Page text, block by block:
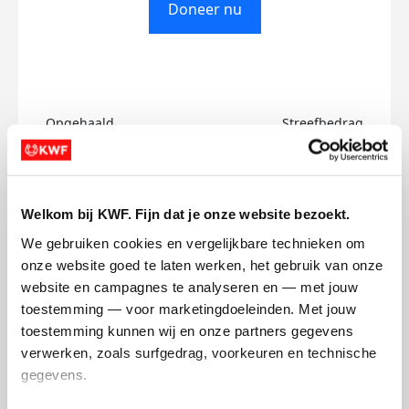
Welkom bij KWF. Fijn dat je onze website bezoekt.
We gebruiken cookies en vergelijkbare technieken om
onze website goed te laten werken, het gebruik van onze
website en campagnes te analyseren en — met jouw
toestemming — voor marketingdoeleinden. Met jouw
toestemming kunnen wij en onze partners gegevens
verwerken, zoals surfgedrag, voorkeuren en technische
gegevens.
Doneer nu
Opgehaald
€0
Streefbedrag
€750
Kim's badges